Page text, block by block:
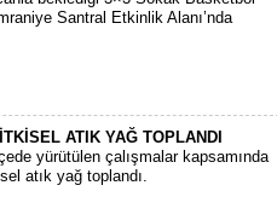
Santral Etkinlik Alanı’nda
ATIK YAĞ TOPLANDI
yürütülen çalışmalar kapsamında
atık yağ toplandı.